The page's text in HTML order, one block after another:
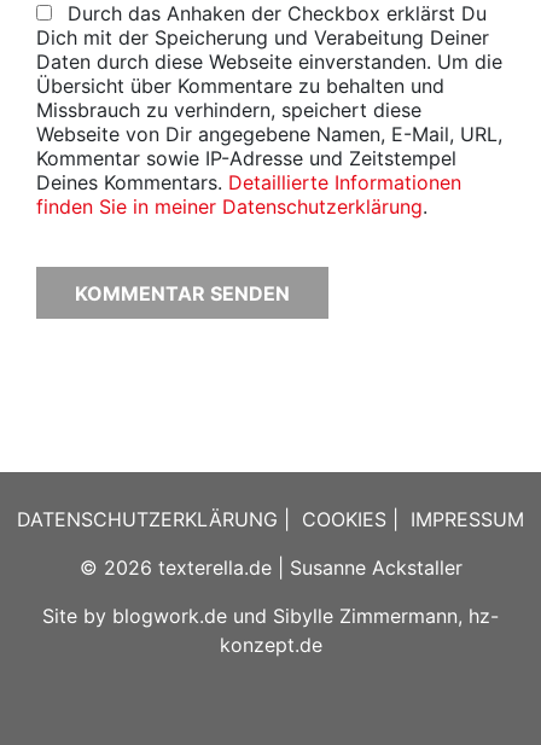
Durch das Anhaken der Checkbox erklärst Du
Dich mit der Speicherung und Verabeitung Deiner
Daten durch diese Webseite einverstanden. Um die
Übersicht über Kommentare zu behalten und
Missbrauch zu verhindern, speichert diese
Webseite von Dir angegebene Namen, E-Mail, URL,
Kommentar sowie IP-Adresse und Zeitstempel
Deines Kommentars. Detaillierte Informationen
finden Sie in meiner Datenschutzerklärung.
DATENSCHUTZERKLÄRUNG COOKIES
IMPRESSUM
© 2026 texterella.de| Susanne Ackstaller
Site by blogwork.de und Sibylle Zimmermann, hz-
konzept.de